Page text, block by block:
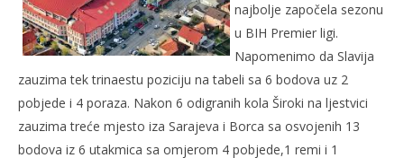
NOW VIEWING
najbolje započela sezonu
u BIH Premier ligi.
Napomenimo da Slavija
zauzima tek trinaestu poziciju na tabeli sa 6 bodova uz 2
pobjede i 4 poraza. Nakon 6 odigranih kola Široki na ljestvici
zauzima treće mjesto iza Sarajeva i Borca sa osvojenih 13
bodova iz 6 utakmica sa omjerom 4 pobjede,1 remi i 1